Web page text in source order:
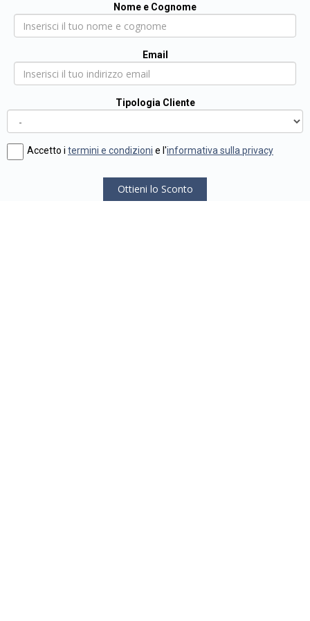
Nome e Cognome
Email
Tipologia Cliente
Accetto i termini e condizioni e l'informativa sulla privacy
Ottieni lo Sconto